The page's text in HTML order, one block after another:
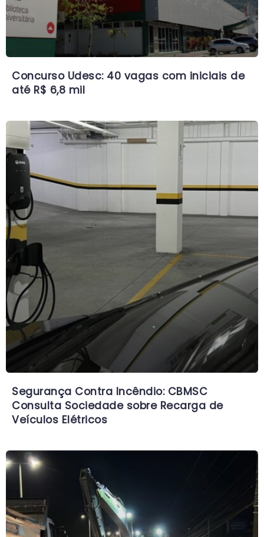
Concurso Udesc: 40 vagas com iniciais de
até R$ 6,8 mil
Segurança Contra Incêndio: CBMSC
Consulta Sociedade sobre Recarga de
Veículos Elétricos